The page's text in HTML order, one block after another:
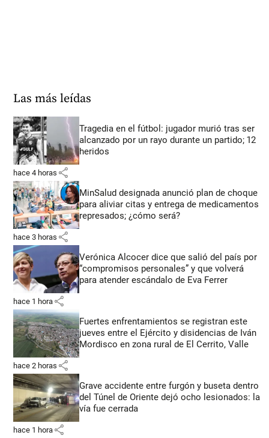
Las más leídas
Tragedia en el fútbol: jugador murió tras ser
alcanzado por un rayo durante un partido; 12
heridos
hace 4 horas share
MinSalud designada anunció plan de choque
para aliviar citas y entrega de medicamentos
represados; ¿cómo será?
hace 3 horas share
Verónica Alcocer dice que salió del país por
“compromisos personales” y que volverá
para atender escándalo de Eva Ferrer
hace 1 hora share
Fuertes enfrentamientos se registran este
jueves entre el Ejército y disidencias de Iván
Mordisco en zona rural de El Cerrito, Valle
hace 2 horas share
Grave accidente entre furgón y buseta dentro
del Túnel de Oriente dejó ocho lesionados: la
vía fue cerrada
hace 1 hora share